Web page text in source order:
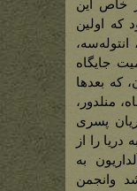
خاص این
که اولین
جایگاه
که بعدها
منلدور،
پسری
را از
به
وانجمن